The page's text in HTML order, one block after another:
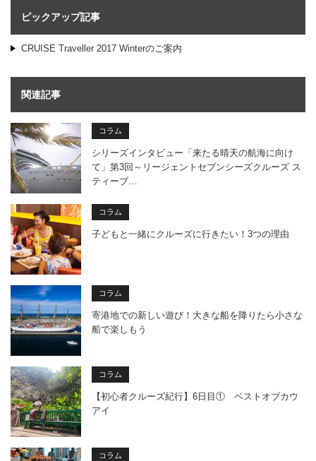
ピックアップ記事
CRUISE Traveller 2017 Winterのご案内
関連記事
コラム
シリーズインタビュー「来たる晴天の航海に向け
て」第3回～リージェントセブンシーズクルーズ ス
ティーブ…
コラム
子どもと一緒にクルーズに行きたい！3つの理由
コラム
寄港地での新しい遊び！大きな船を降りたら小さな
船で楽しもう
コラム
【初心者クルーズ紀行】6日目① ベストオブカウ
アイ
コラム